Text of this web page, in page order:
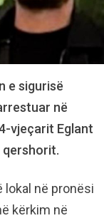
e sigurisë
në
vjeçarit Eglant
qershorit.
lokal në pronësi
kërkim në